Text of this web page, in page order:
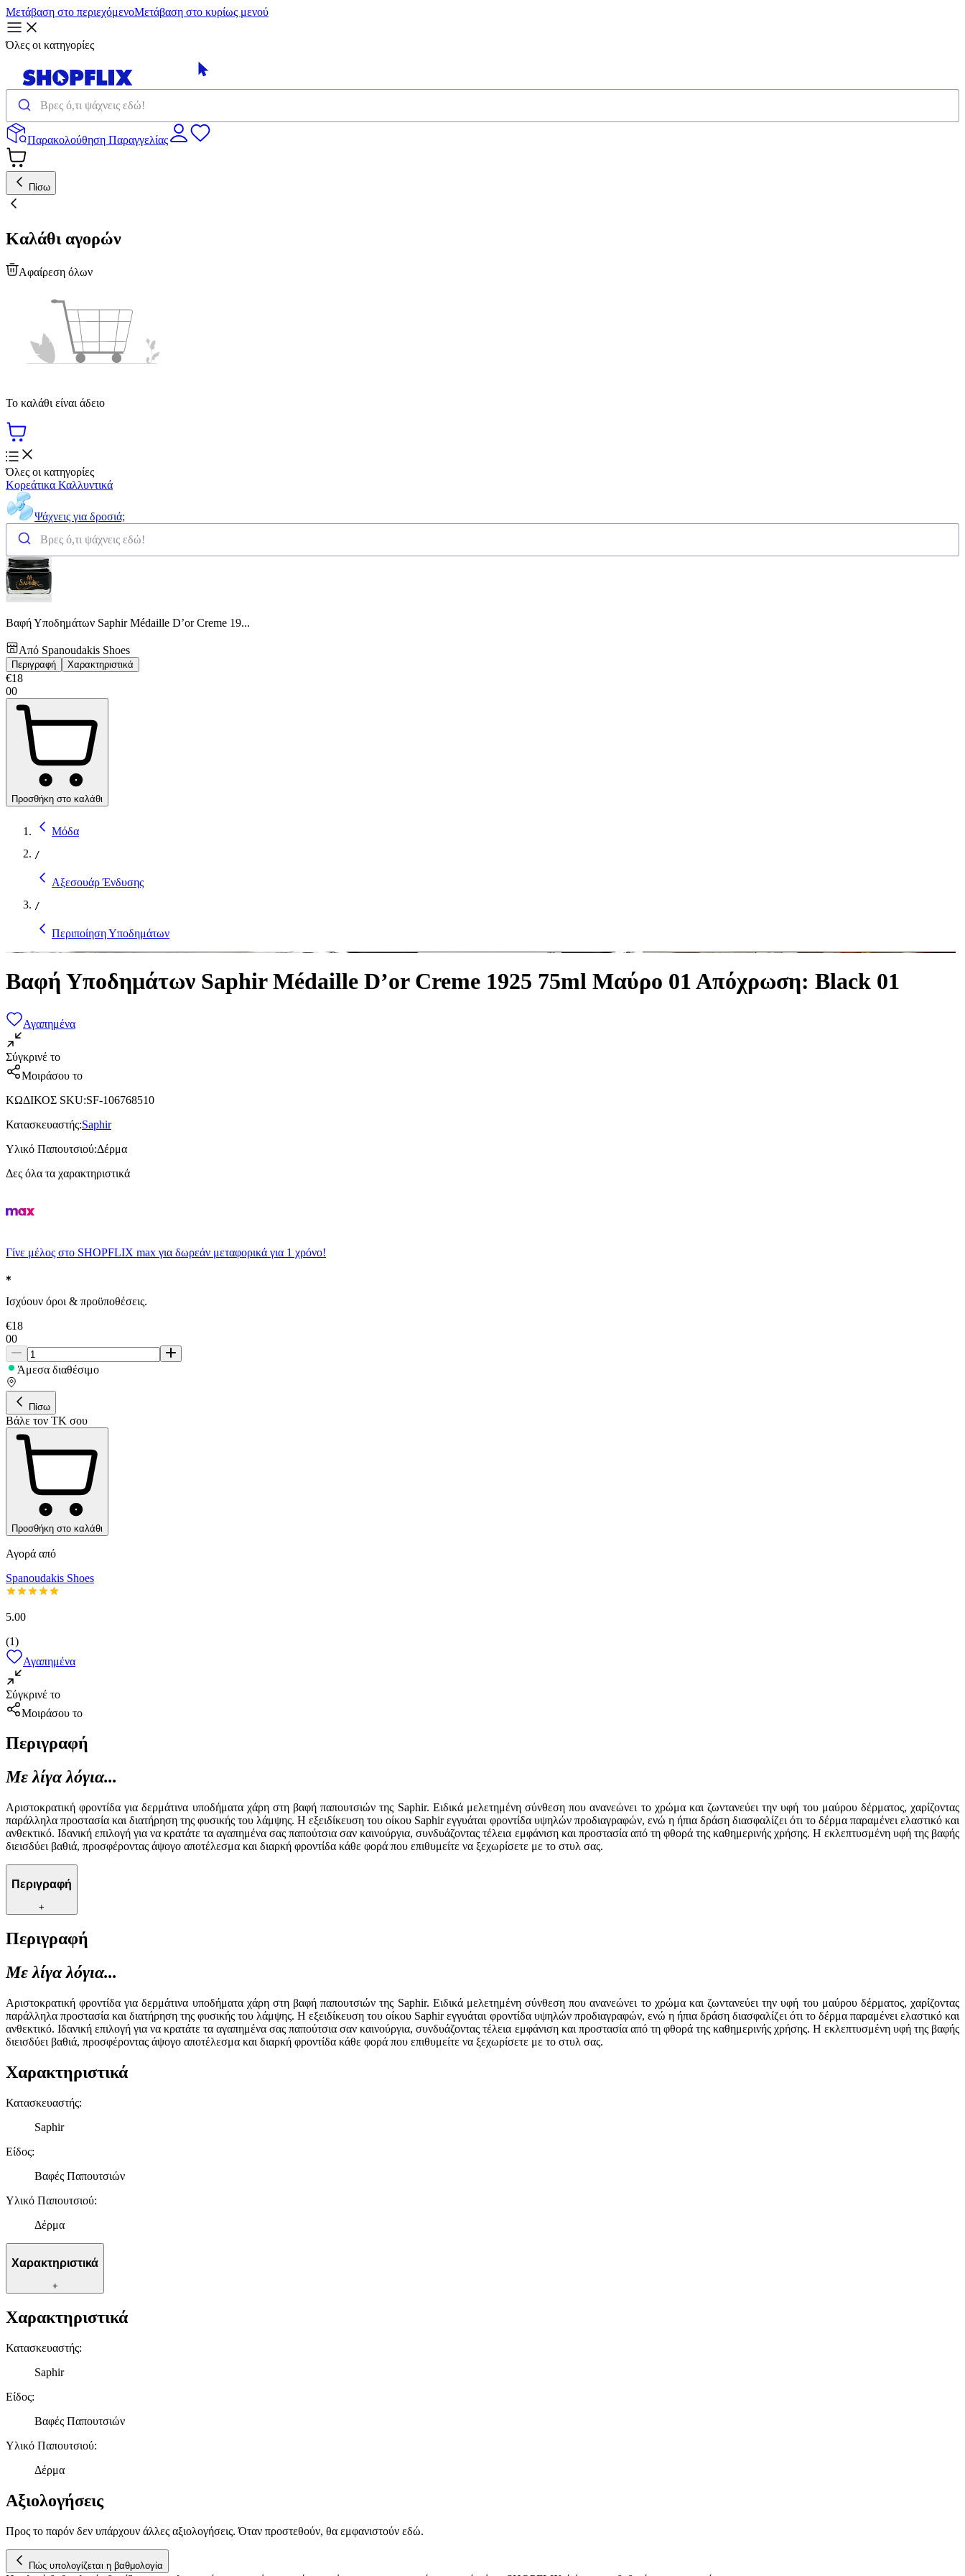
Μετάβαση στο περιεχόμενοΜετάβαση στο κυρίως μενού
Όλες οι κατηγορίες
Παρακολούθηση Παραγγελίας
Πίσω
Καλάθι αγορών
Αφαίρεση όλων
Το καλάθι είναι άδειο
Όλες οι κατηγορίες
Κορεάτικα Καλλυντικά
Ψάχνεις για δροσιά;
Βαφή Υποδημάτων Saphir Médaille D’or Creme 19...
Από Spanoudakis Shoes
Περιγραφή Χαρακτηριστικά
€18
00
Προσθήκη στο καλάθι
Μόδα
/
Αξεσουάρ Ένδυσης
/
Περιποίηση Υποδημάτων
Βαφή Υποδημάτων Saphir Médaille D’or Creme 1925 75ml Μαύρο 01 Απόχρωση: Black 01
Αγαπημένα
Σύγκρινέ το
Μοιράσου το
ΚΩΔΙΚΟΣ SKU:SF-106768510
Κατασκευαστής:Saphir
Υλικό Παπουτσιού:Δέρμα
Δες όλα τα χαρακτηριστικά
Γίνε μέλος στο SHOPFLIX max για δωρεάν μεταφορικά για 1 χρόνο!
Ισχύουν όροι & προϋποθέσεις.
€18
00
Άμεσα διαθέσιμο
Πίσω
Βάλε τον ΤΚ σου
Προσθήκη στο καλάθι
Αγορά από
Spanoudakis Shoes
5.00
(1)
Αγαπημένα
Σύγκρινέ το
Μοιράσου το
Περιγραφή
Με λίγα λόγια...
Αριστοκρατική φροντίδα για δερμάτινα υποδήματα χάρη στη βαφή παπουτσιών της Saphir. Ειδικά μελετημένη σύνθεση που ανανεώνει το χρώμα και ζωντανεύει την υφή του μαύρου δέρματος, χαρίζοντας
παράλληλα προστασία και διατήρηση της φυσικής του λάμψης. Η εξειδίκευση του οίκου Saphir εγγυάται φροντίδα υψηλών προδιαγραφών, ενώ η ήπια δράση διασφαλίζει ότι το δέρμα παραμένει ελαστικό και
ανθεκτικό. Ιδανική επιλογή για να κρατάτε τα αγαπημένα σας παπούτσια σαν καινούργια, συνδυάζοντας τέλεια εμφάνιση και προστασία από τη φθορά της καθημερινής χρήσης. Η εκλεπτυσμένη υφή της βαφής
διεισδύει βαθιά, προσφέροντας άψογο αποτέλεσμα και διαρκή φροντίδα κάθε φορά που επιθυμείτε να ξεχωρίσετε με το στυλ σας.
Περιγραφή
+
Περιγραφή
Με λίγα λόγια...
Αριστοκρατική φροντίδα για δερμάτινα υποδήματα χάρη στη βαφή παπουτσιών της Saphir. Ειδικά μελετημένη σύνθεση που ανανεώνει το χρώμα και ζωντανεύει την υφή του μαύρου δέρματος, χαρίζοντας
παράλληλα προστασία και διατήρηση της φυσικής του λάμψης. Η εξειδίκευση του οίκου Saphir εγγυάται φροντίδα υψηλών προδιαγραφών, ενώ η ήπια δράση διασφαλίζει ότι το δέρμα παραμένει ελαστικό και
ανθεκτικό. Ιδανική επιλογή για να κρατάτε τα αγαπημένα σας παπούτσια σαν καινούργια, συνδυάζοντας τέλεια εμφάνιση και προστασία από τη φθορά της καθημερινής χρήσης. Η εκλεπτυσμένη υφή της βαφής
διεισδύει βαθιά, προσφέροντας άψογο αποτέλεσμα και διαρκή φροντίδα κάθε φορά που επιθυμείτε να ξεχωρίσετε με το στυλ σας.
Χαρακτηριστικά
Κατασκευαστής:
Saphir
Είδος:
Βαφές Παπουτσιών
Υλικό Παπουτσιού:
Δέρμα
Χαρακτηριστικά
+
Χαρακτηριστικά
Κατασκευαστής:
Saphir
Είδος:
Βαφές Παπουτσιών
Υλικό Παπουτσιού:
Δέρμα
Αξιολογήσεις
Προς το παρόν δεν υπάρχουν άλλες αξιολογήσεις. Όταν προστεθούν, θα εμφανιστούν εδώ.
Πώς υπολογίζεται η βαθμολογία